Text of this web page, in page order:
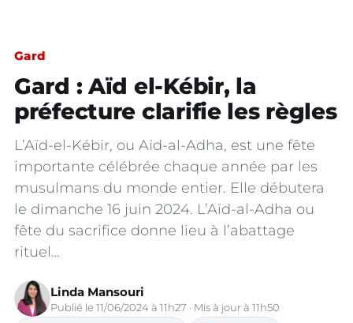
Gard
Gard : Aïd el-Kébir, la
préfecture clarifie les règles
L’Aïd-el-Kébir, ou Aïd-al-Adha, est une fête
importante célébrée chaque année par les
musulmans du monde entier. Elle débutera
le dimanche 16 juin 2024. L’Aïd-al-Adha ou
fête du sacrifice donne lieu à l’abattage
rituel…
Linda Mansouri
Publié le 11/06/2024 à 11h27 · Mis à jour à 11h50